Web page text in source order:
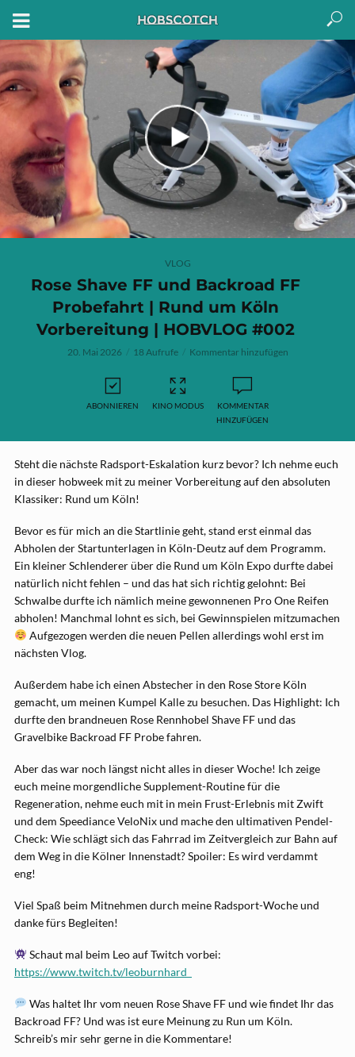
VLOG
Rose Shave FF und Backroad FF
Probefahrt | Rund um Köln
Vorbereitung | HOBVLOG #002
20. Mai 2026 18 Aufrufe Kommentar hinzufügen
ABONNIEREN KINO MODUS
KOMMENTAR
HINZUFÜGEN
Steht die nächste Radsport-Eskalation kurz bevor? Ich nehme euch
in dieser hobweek mit zu meiner Vorbereitung auf den absoluten
Klassiker: Rund um Köln!
Bevor es für mich an die Startlinie geht, stand erst einmal das
Abholen der Startunterlagen in Köln-Deutz auf dem Programm.
Ein kleiner Schlenderer über die Rund um Köln Expo durfte dabei
natürlich nicht fehlen – und das hat sich richtig gelohnt: Bei
Schwalbe durfte ich nämlich meine gewonnenen Pro One Reifen
abholen! Manchmal lohnt es sich, bei Gewinnspielen mitzumachen
Aufgezogen werden die neuen Pellen allerdings wohl erst im
nächsten Vlog.
Außerdem habe ich einen Abstecher in den Rose Store Köln
gemacht, um meinen Kumpel Kalle zu besuchen. Das Highlight: Ich
durfte den brandneuen Rose Rennhobel Shave FF und das
Gravelbike Backroad FF Probe fahren.
Aber das war noch längst nicht alles in dieser Woche! Ich zeige
euch meine morgendliche Supplement-Routine für die
Regeneration, nehme euch mit in mein Frust-Erlebnis mit Zwift
und dem Speediance VeloNix und mache den ultimativen Pendel-
Check: Wie schlägt sich das Fahrrad im Zeitvergleich zur Bahn auf
dem Weg in die Kölner Innenstadt? Spoiler: Es wird verdammt
eng!
Viel Spaß beim Mitnehmen durch meine Radsport-Woche und
danke fürs Begleiten!
Schaut mal beim Leo auf Twitch vorbei:
https://www.twitch.tv/leoburnhard_
Was haltet Ihr vom neuen Rose Shave FF und wie findet Ihr das
Backroad FF? Und was ist eure Meinung zu Run um Köln.
Schreib’s mir sehr gerne in die Kommentare!